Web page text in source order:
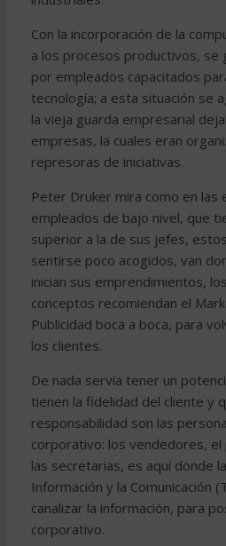
Con la incorporación de la
a los procesos productivos, se
por empleados capacitados
tecnología; a esta situación se
la vieja guarda empresarial
empresas, la cuales eran
represoras de iniciativas.
Peter Druker mira como en las
empleados de bajo nivel, que
superior a la de sus jefes,
sentirse poco acogidos, van
inician sus emprendimientos,
conceptos recomiendan el
Publicidad boca a boca, para
los clientes.
De nada servía tener un
tienen la fidelidad del cliente y
responsabilidad son las
corporativo: los vendedores,
las secretarias, es aquí donde
Información y la Comunicación
canalizar la información, para
corporativo.